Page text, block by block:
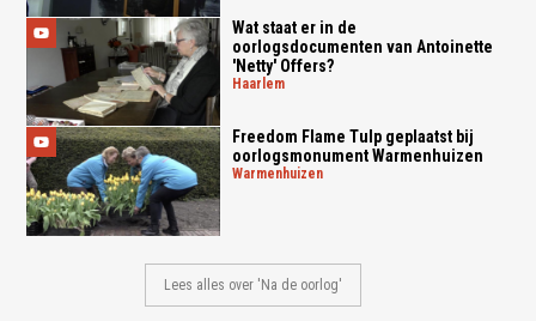
Wat staat er in de
oorlogsdocumenten van Antoinette
'Netty' Offers?
haarlem
Freedom Flame Tulp geplaatst bij
oorlogsmonument Warmenhuizen
warmenhuizen
Lees alles over 'Na de oorlog'